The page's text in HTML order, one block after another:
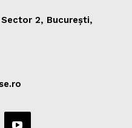
Sector 2, București,